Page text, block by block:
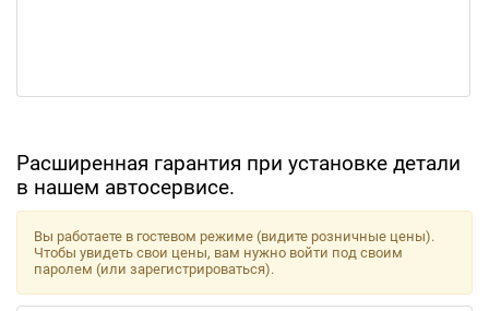
Расширенная гарантия при установке детали
в нашем автосервисе.
Вы работаете в гостевом режиме (видите розничные цены).
Чтобы увидеть свои цены, вам нужно войти под своим
паролем (или зарегистрироваться).